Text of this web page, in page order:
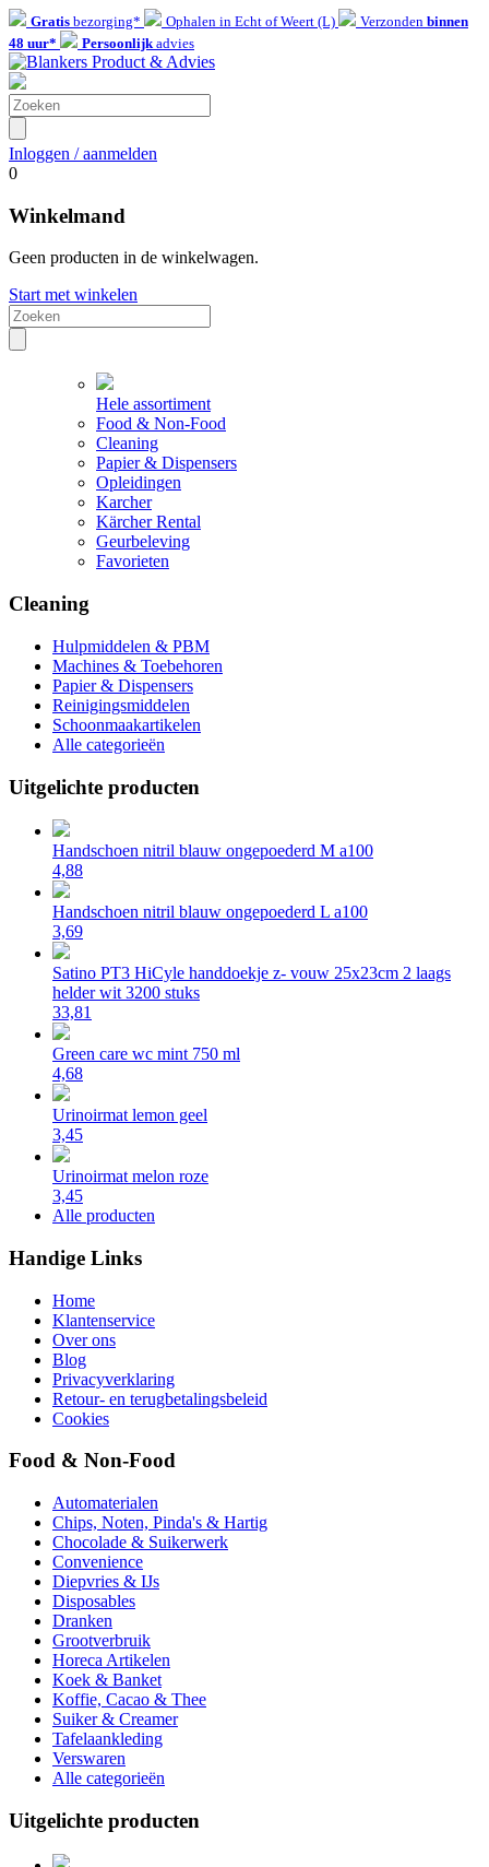
Gratis bezorging* Ophalen in Echt of Weert (L) Verzonden binnen
48 uur*
Persoonlijkadvies
Inloggen / aanmelden
0
Winkelmand
Geen producten in de winkelwagen.
Start met winkelen
Hele assortiment
Food & Non-Food
Cleaning
Papier & Dispensers
Opleidingen
Karcher
Kärcher Rental
Geurbeleving
Favorieten
Cleaning
Hulpmiddelen & PBM
Machines & Toebehoren
Papier & Dispensers
Reinigingsmiddelen
Schoonmaakartikelen
Alle categorieën
Uitgelichte producten
Handschoen nitril blauw ongepoederd M a100
4,88
Handschoen nitril blauw ongepoederd L a100
3,69
Satino PT3 HiCyle handdoekje z- vouw 25x23cm 2 laags
helder wit 3200 stuks
33,81
Green care wc mint 750 ml
4,68
Urinoirmat lemon geel
3,45
Urinoirmat melon roze
3,45
Alle producten
Handige Links
Home
Klantenservice
Over ons
Blog
Privacyverklaring
Retour- en terugbetalingsbeleid
Cookies
Food & Non-Food
Automaterialen
Chips, Noten, Pinda's & Hartig
Chocolade & Suikerwerk
Convenience
Diepvries & IJs
Disposables
Dranken
Grootverbruik
Horeca Artikelen
Koek & Banket
Koffie, Cacao & Thee
Suiker & Creamer
Tafelaankleding
Verswaren
Alle categorieën
Uitgelichte producten